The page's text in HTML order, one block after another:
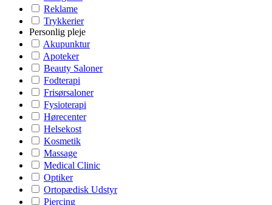
Reklame
Trykkerier
Personlig pleje
Akupunktur
Apoteker
Beauty Saloner
Fodterapi
Frisørsaloner
Fysioterapi
Hørecenter
Helsekost
Kosmetik
Massage
Medical Clinic
Optiker
Ortopædisk Udstyr
Piercing